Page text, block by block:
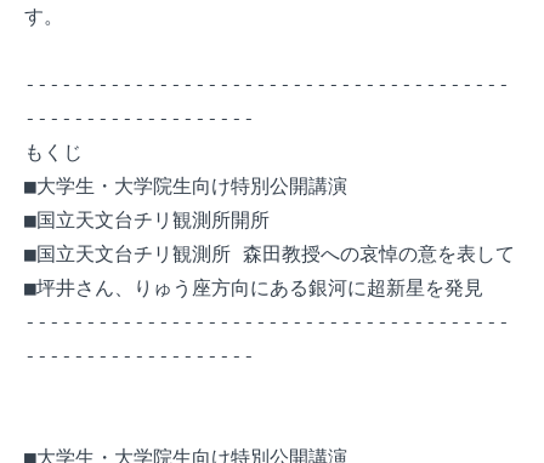
す。
----------------------------------------
-------------------
もくじ
■大学生・大学院生向け特別公開講演
■国立天文台チリ観測所開所
■国立天文台チリ観測所 森田教授への哀悼の意を表して
■坪井さん、りゅう座方向にある銀河に超新星を発見
----------------------------------------
-------------------
■大学生・大学院生向け特別公開講演